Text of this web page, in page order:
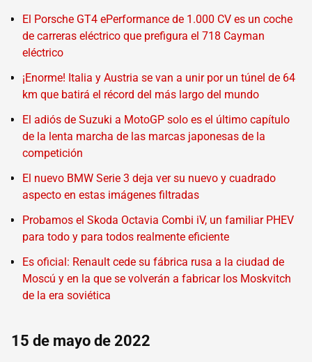
El Porsche GT4 ePerformance de 1.000 CV es un coche
de carreras eléctrico que prefigura el 718 Cayman
eléctrico
¡Enorme! Italia y Austria se van a unir por un túnel de 64
km que batirá el récord del más largo del mundo
El adiós de Suzuki a MotoGP solo es el último capítulo
de la lenta marcha de las marcas japonesas de la
competición
El nuevo BMW Serie 3 deja ver su nuevo y cuadrado
aspecto en estas imágenes filtradas
Probamos el Skoda Octavia Combi iV, un familiar PHEV
para todo y para todos realmente eficiente
Es oficial: Renault cede su fábrica rusa a la ciudad de
Moscú y en la que se volverán a fabricar los Moskvitch
de la era soviética
15 de mayo de 2022